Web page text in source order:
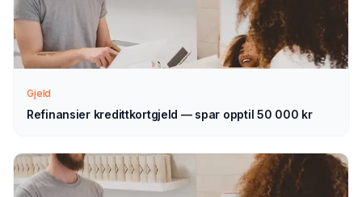
veiledning — normalt innen 1–2 virkedager.
Sammenlign aktuelle tilbud i ro og mak, og velg det som
passer deg — helt uforpliktende.
Tips for å få best mulig forbrukslån
i
Gjeld
Refinansier kredittkortgjeld — spar opptil 50 000 kr